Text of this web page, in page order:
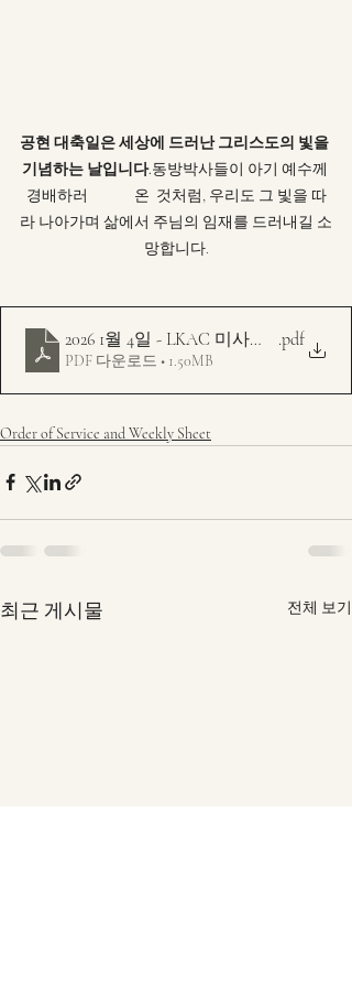
공현 대축일은 세상에 드러난 그리스도의 빛을
기념하는 날입니다.동방박사들이 아기 예수께
경배하러              온  것처럼, 우리도 그 빛을 따
라 나아가며 삶에서 주님의 임재를 드러내길 소
망합니다.
2026 1월 4일 - LKAC 미사예문 주보 -
.pdf
PDF 다운로드 • 1.50MB
Order of Service and Weekly Sheet
최근 게시물 전체 보기